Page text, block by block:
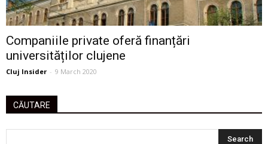
Companiile private oferă finanțări
universităților clujene
Cluj Insider - 9 March 2020
CĂUTARE